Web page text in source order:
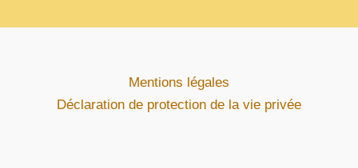
Mentions légales
Déclaration de protection de la vie privée